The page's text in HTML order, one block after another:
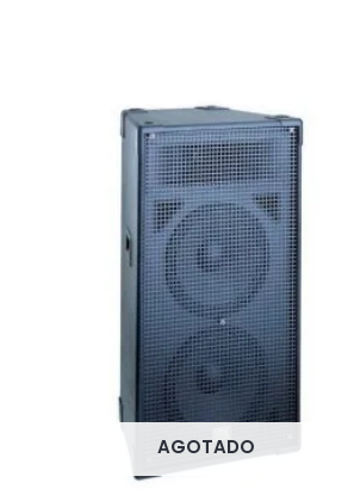
AGOTADO